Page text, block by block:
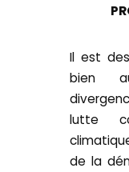
Il est
bien
lutte
de la